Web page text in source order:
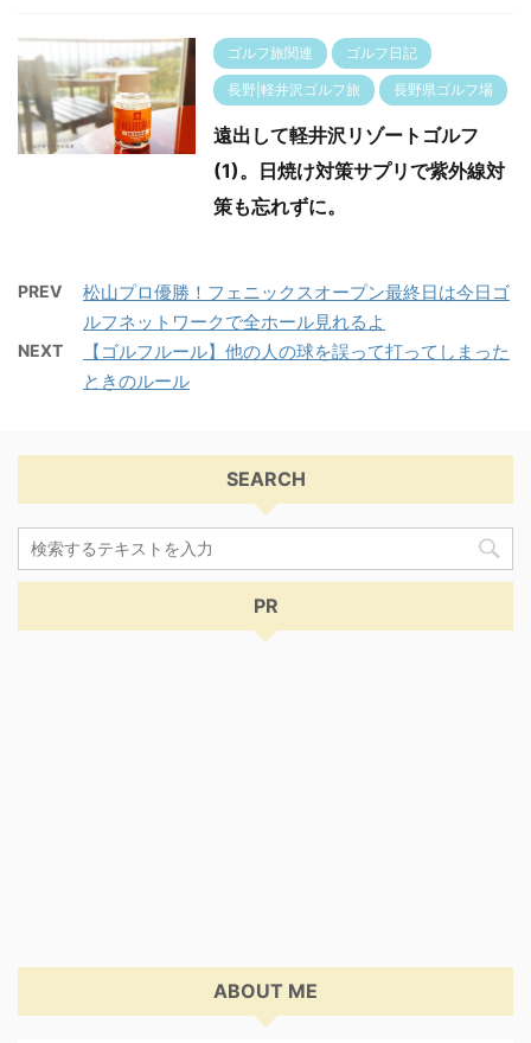
ゴルフ旅関連 ゴルフ日記
長野|軽井沢ゴルフ旅 長野県ゴルフ場
遠出して軽井沢リゾートゴルフ
(1)。日焼け対策サプリで紫外線対
策も忘れずに。
PREV
松山プロ優勝！フェニックスオープン最終日は今日ゴ
ルフネットワークで全ホール見れるよ
NEXT
【ゴルフルール】他の人の球を誤って打ってしまった
ときのルール
SEARCH
PR
ABOUT ME